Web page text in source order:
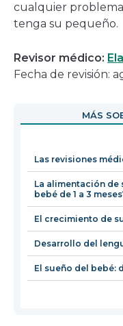
cualquier
tenga su pequeño.
Revisor médico:
Fecha de revisión:
MÁS
Las revisiones
La alimentación de
bebé de 1 a 3
El crecimiento de
Desarrollo del
El sueño del bebé: